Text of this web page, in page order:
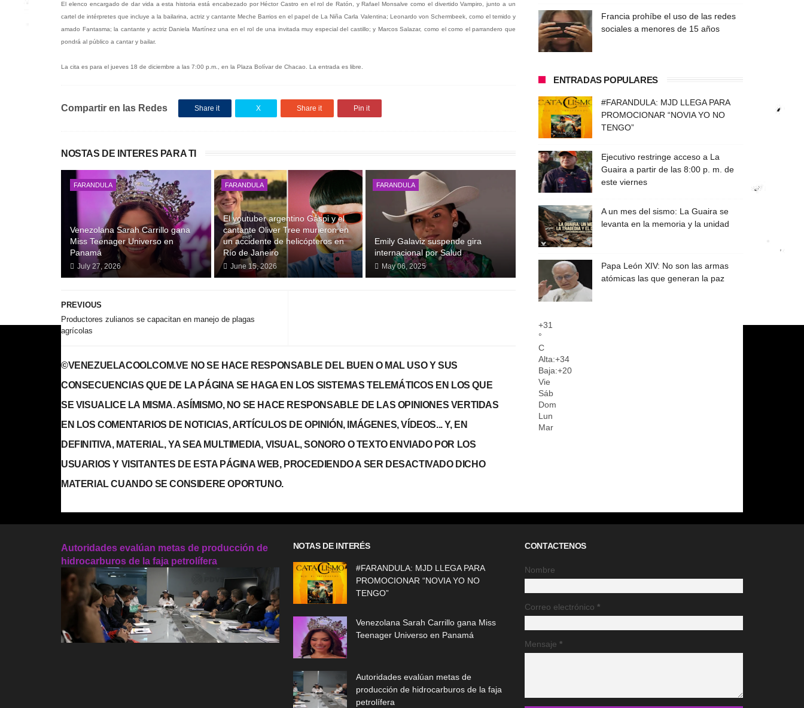
El elenco encargado de dar vida a esta historia está encabezado por Héctor Castro en el rol de Ratón, y Rafael Monsalve como el divertido Vampiro, junto a un
cartel de intérpretes que incluye a la bailarina, actriz y cantante Meche Barrios en el papel de La Niña Carla Valentina; Leonardo von Schermbeek, como el temido y
amado Fantasma; la cantante y actriz Daniela Martínez una en el rol de una invitada muy especial del castillo; y Marcos Salazar, como el como el parrandero que
pondrá al público a cantar y bailar.
La cita es para el jueves 18 de diciembre a las 7:00 p.m., en la Plaza Bolívar de Chacao. La entrada es libre.
Compartir en las Redes Share it X Share it Pin it
NOSTAS DE INTERES PARA TI
FARANDULA
Venezolana Sarah Carrillo gana
Miss Teenager Universo en
Panamá
July 27, 2026
FARANDULA
El youtuber argentino Gaspi y el
cantante Oliver Tree murieron en
un accidente de helicópteros en
Río de Janeiro
June 15, 2026
FARANDULA
Emily Galaviz suspende gira
internacional por Salud
May 06, 2025
PREVIOUS
Productores zulianos se capacitan en manejo de plagas
©VENEZUELACOOLCOM.VE NO SE HACE RESPONSABLE DEL BUEN O MAL USO Y SUS
CONSECUENCIAS QUE DE LA PÁGINA SE HAGA EN LOS SISTEMAS TELEMÁTICOS EN LOS QUE
SE VISUALICE LA MISMA. ASÍMISMO, NO SE HACE RESPONSABLE DE LAS OPINIONES VERTIDAS
EN LOS COMENTARIOS DE NOTICIAS, ARTÍCULOS DE OPINIÓN, IMÁGENES, VÍDEOS... Y, EN
DEFINITIVA, MATERIAL, YA SEA MULTIMEDIA, VISUAL, SONORO O TEXTO ENVIADO POR LOS
USUARIOS Y VISITANTES DE ESTA PÁGINA WEB, PROCEDIENDO A SER DESACTIVADO DICHO
MATERIAL CUANDO SE CONSIDERE OPORTUNO.
Francia prohíbe el uso de las redes
sociales a menores de 15 años
ENTRADAS POPULARES
#FARANDULA: MJD LLEGA PARA
PROMOCIONAR “NOVIA YO NO
TENGO”
Ejecutivo restringe acceso a La
Guaira a partir de las 8:00 p. m. de
este viernes
A un mes del sismo: La Guaira se
levanta en la memoria y la unidad
Papa León XIV: No son las armas
atómicas las que generan la paz
+31
°
C
Alta:+34
Baja:+20
Vie
Sáb
Dom
Lun
Mar
Autoridades evalúan metas de producción de
hidrocarburos de la faja petrolífera
NOTAS DE INTERÉS
#FARANDULA: MJD LLEGA PARA
PROMOCIONAR “NOVIA YO NO
TENGO”
Venezolana Sarah Carrillo gana Miss
Teenager Universo en Panamá
Autoridades evalúan metas de
producción de hidrocarburos de la faja
petrolífera
CONTACTENOS
Nombre
Correo electrónico*
Mensaje*